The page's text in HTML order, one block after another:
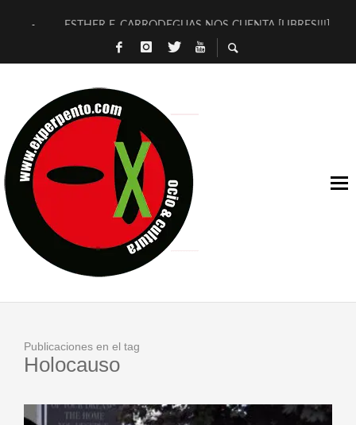
ESTHER F. CARRODEGUAS NOS CUENTA [LIBRES!!!]
[TERRA DE GUAPES] DE SANDRA MONFORT
TIMBRE 4, LA ESCUELA DEL DIRECTOR TEATRAL CLAUDIO
30 AÑOS (NO ES NADA) DE LA KATARSIS DEL TOMATAZO
MILITARES JUDÍAS EN #EXVITA
D’BALDOMEROS REINVENTAN [BITÁCORA 3.0] EN EXVITA
MARSHALL FLASH PRESENTA EN EXVITA [RELATIVA
JOFRE BARDAGÍ EN EXVITA INTERPRETANDO A SERRAT
Publicaciones en el tag
Holocauso